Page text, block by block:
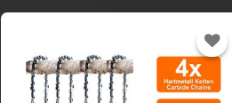
Längsschnitt
Vollmeißel